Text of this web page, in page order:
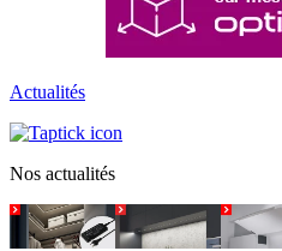
Actualités
Nos actualités